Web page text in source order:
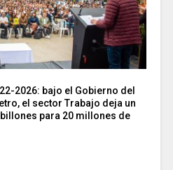
2026: bajo el Gobierno del
el sector Trabajo deja un
para 20 millones de